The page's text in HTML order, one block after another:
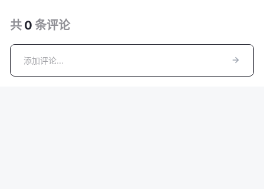
共 0 条评论